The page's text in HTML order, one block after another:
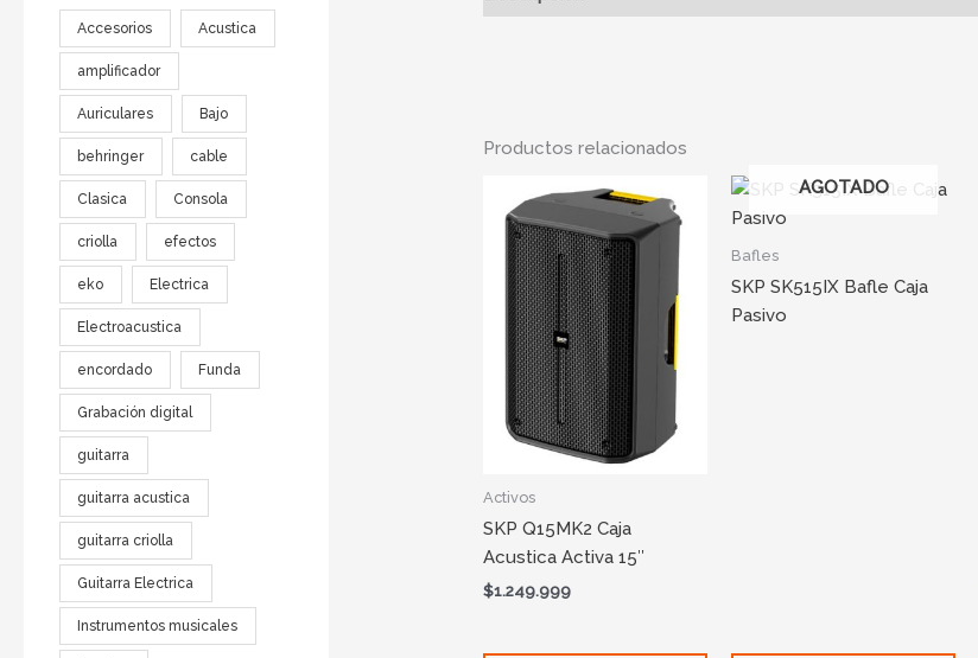
Accesorios Acustica
amplificador
Auriculares Bajo
behringer cable
Clasica Consola
criolla efectos
eko Electrica
Electroacustica
encordado Funda
Grabación digital
guitarra
guitarra acustica
guitarra criolla
Guitarra Electrica
Instrumentos musicales
Productos relacionados
Activos
SKP Q15MK2 Caja
Acustica Activa 15″
$1.249.999
AGOTADO
Bafles
SKP SK515IX Bafle Caja
Pasivo